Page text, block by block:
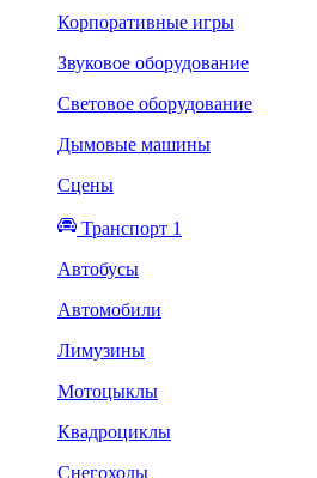
Корпоративные игры
Звуковое оборудование
Световое оборудование
Дымовые машины
Сцены
Транспорт 1
Автобусы
Автомобили
Лимузины
Мотоцыклы
Квадроциклы
Снегоходы